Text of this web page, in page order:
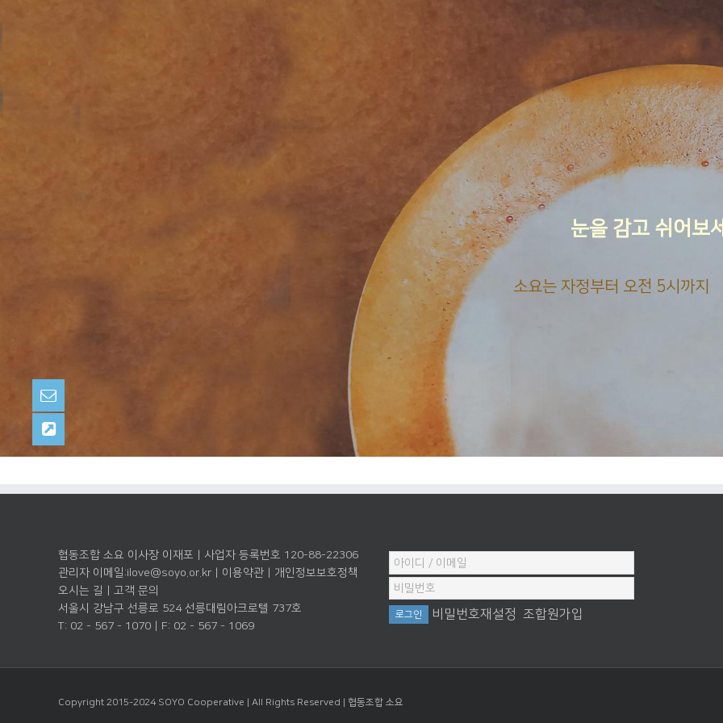
눈을 감고 쉬어보
소요는 자정부터 오전 5시까지
협동조합 소요 이사장 이재포 | 사업자 등록번호 120-88-22306
관리자 이메일:ilove@soyo.or.kr 이용약관
개인정보보호정책
오시는 길
고객 문의
서울시 강남구 선릉로 524 선릉대림아크로텔 737호
T: 02 - 567 - 1070 | F: 02 - 567 - 1069
비밀번호재설정 조합원가입
Copyright 2015-2024 SOYO Cooperative | All Rights Reserved | 협동조합 소요